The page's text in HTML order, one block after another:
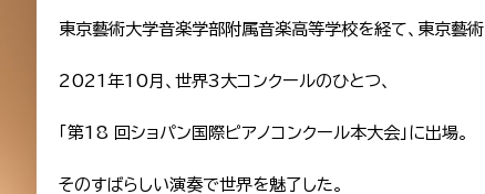
東京藝術大学音楽学部附属音楽高等学校を経て、東京藝術
2021年10月、世界3大コンクールのひとつ、
「第18 回ショパン国際ピアノコンクール本大会」に出場。
そのすばらしい演奏で世界を魅了した。